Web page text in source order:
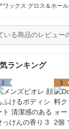
ワックス グロス＆ホー
いる商品のレビュー
ランキング
2 3